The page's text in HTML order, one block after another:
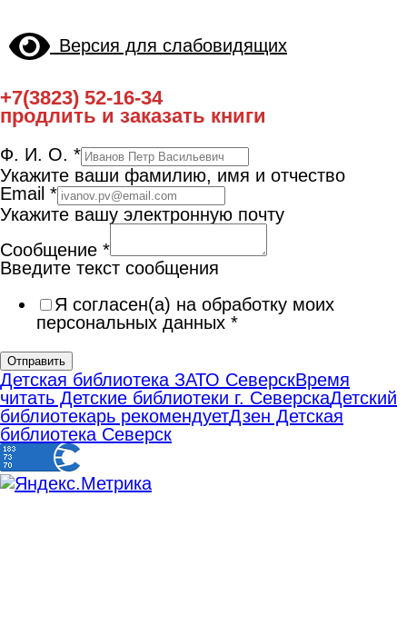
Версия для слабовидящих
+7(3823) 52-16-34
продлить и заказать книги
Ф. И. О. *
Укажите ваши фамилию, имя и отчество
Email *
Укажите вашу электронную почту
Сообщение *
Введите текст сообщения
Я согласен(а) на обработку моих
персональных данных *
Отправить
Детская библиотека ЗАТО СеверскВремя
читать Детские библиотеки г. СеверскаДетский
библиотекарь рекомендуетДзен Детская
библиотека Северск